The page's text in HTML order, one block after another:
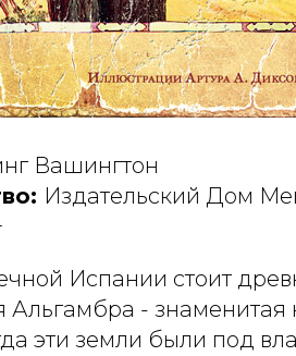
Вашингтон
Издательский Дом
Испании стоит
Альгамбра - знаменитая
эти земли были под